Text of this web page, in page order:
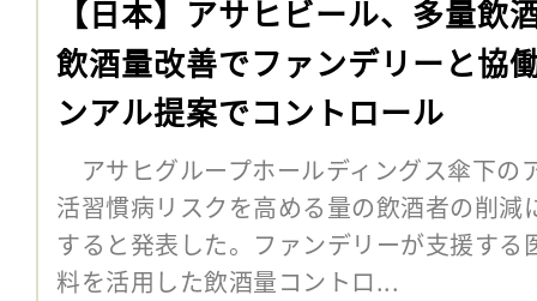
【日本】アサヒビール、多量飲
飲酒量改善でファンデリーと協
ンアル提案でコントロール
アサヒグループホールディングス傘下の
活習慣病リスクを高める量の飲酒者の削減
すると発表した。ファンデリーが支援す
料を活用した飲酒量コントロ...